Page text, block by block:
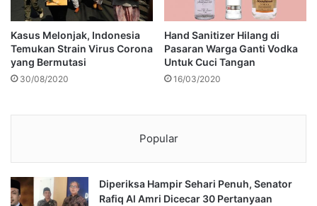
Kasus Melonjak, Indonesia
Temukan Strain Virus Corona
yang Bermutasi
30/08/2020
Hand Sanitizer Hilang di
Pasaran Warga Ganti Vodka
Untuk Cuci Tangan
16/03/2020
Popular
Diperiksa Hampir Sehari Penuh, Senator
Rafiq Al Amri Dicecar 30 Pertanyaan